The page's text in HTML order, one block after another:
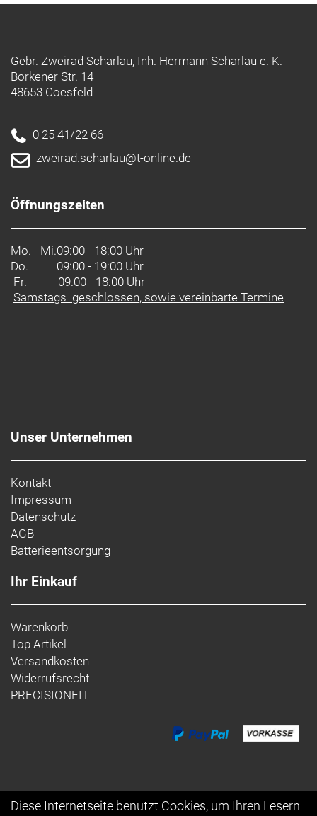
Gebr. Zweirad Scharlau, Inh. Hermann Scharlau e. K.
Borkener Str. 14
48653 Coesfeld
0 25 41/22 66
zweirad.scharlau@t-online.de
Öffnungszeiten
Mo. - Mi.09:00 - 18:00 Uhr
Do.
09:00 - 19:00 Uhr
Fr. 09.00 - 18:00 Uhr
Samstags geschlossen, sowie vereinbarte Termine
Unser Unternehmen
Kontakt
Impressum
Datenschutz
AGB
Batterieentsorgung
Ihr Einkauf
Warenkorb
Top Artikel
Versandkosten
Widerrufsrecht
PRECISIONFIT
Diese Internetseite benutzt Cookies, um Ihren Lesern